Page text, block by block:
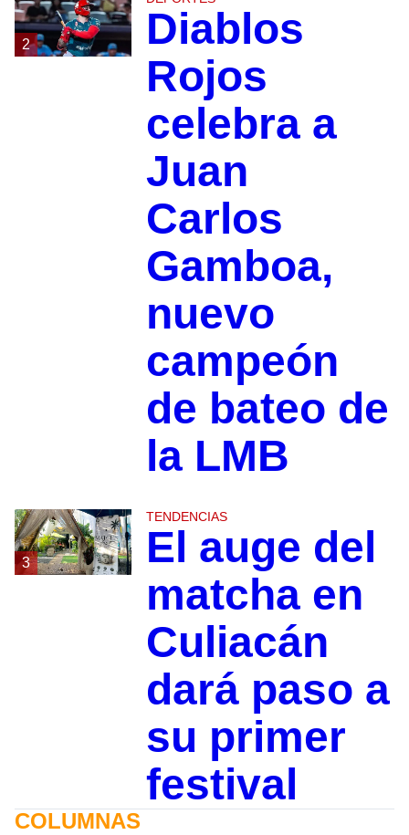
2
Diablos
Rojos
celebra a
Juan
Carlos
Gamboa,
nuevo
campeón
de bateo de
la LMB
3
TENDENCIAS
El auge del
matcha en
Culiacán
dará paso a
su primer
festival
COLUMNAS